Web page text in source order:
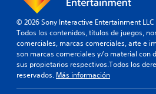
© 2026 Sony Interactive Entertainment LLC
Todos los contenidos, títulos de juegos,
comerciales, marcas comerciales, arte e
son marcas comerciales y/o material con
sus propietarios respectivos.Todos los
reservados. Más información